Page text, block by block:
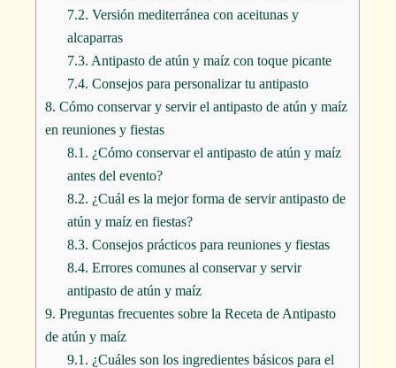
7.2. Versión mediterránea con aceitunas y
alcaparras
7.3. Antipasto de atún y maíz con toque picante
7.4. Consejos para personalizar tu antipasto
8. Cómo conservar y servir el antipasto de atún y maíz
en reuniones y fiestas
8.1. ¿Cómo conservar el antipasto de atún y maíz
antes del evento?
8.2. ¿Cuál es la mejor forma de servir antipasto de
atún y maíz en fiestas?
8.3. Consejos prácticos para reuniones y fiestas
8.4. Errores comunes al conservar y servir
antipasto de atún y maíz
9. Preguntas frecuentes sobre la Receta de Antipasto
de atún y maíz
9.1. ¿Cuáles son los ingredientes básicos para el